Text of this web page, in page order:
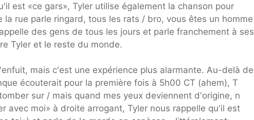
est «ce gars», Tyler utilise également la chanson pour
rue parle ringard, tous les rats / bro, vous êtes un homme
des gens de tous les jours et parle franchement à ses
Tyler et le reste du monde.
mais c'est une expérience plus alarmante. Au-delà de
écouterait pour la première fois à 5h00 CT (ahem), T
sur / mais quand mes yeux deviennent d'origine, n
avec moi» à droite arrogant, Tyler nous rappelle qu'il est